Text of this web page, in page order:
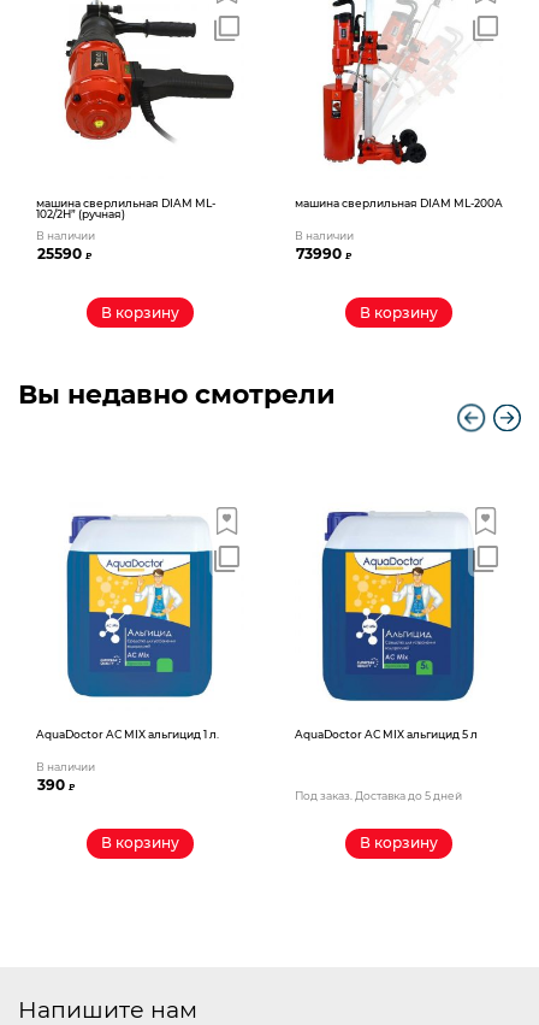
машина сверлильная DIAM ML-
102/2Н” (ручная)
В наличии
25590₽
В корзину
машина сверлильная DIAM ML-200A
В наличии
73990₽
В корзину
Вы недавно смотрели
AquaDoctor AС MIX альгицид 1 л.
В наличии
390₽
В корзину
AquaDoctor AС MIX альгицид 5 л
Под заказ. Доставка до 5 дней
В корзину
Напишите нам